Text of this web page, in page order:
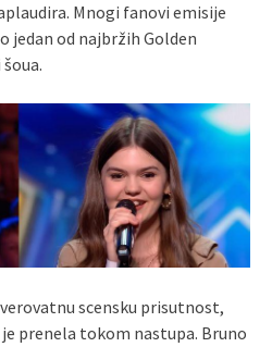
Mnogi fanovi emisije
jedan od najbržih Golden
scensku prisutnost,
prenela tokom nastupa. Bruno